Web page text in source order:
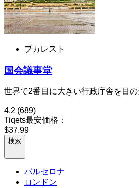
ブカレスト
国会議事堂
世界で2番目に大きい行政庁舎を目
4.2 (689)
Tiqets最安価格：
$37.99
検索
バルセロナ
ロンドン